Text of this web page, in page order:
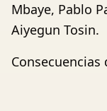
Mbaye, Pablo
Aiyegun Tosin.